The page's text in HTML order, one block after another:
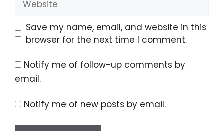
Save my name, email, and website in this
browser for the next time I comment.
Notify me of follow-up comments by
email.
Notify me of new posts by email.